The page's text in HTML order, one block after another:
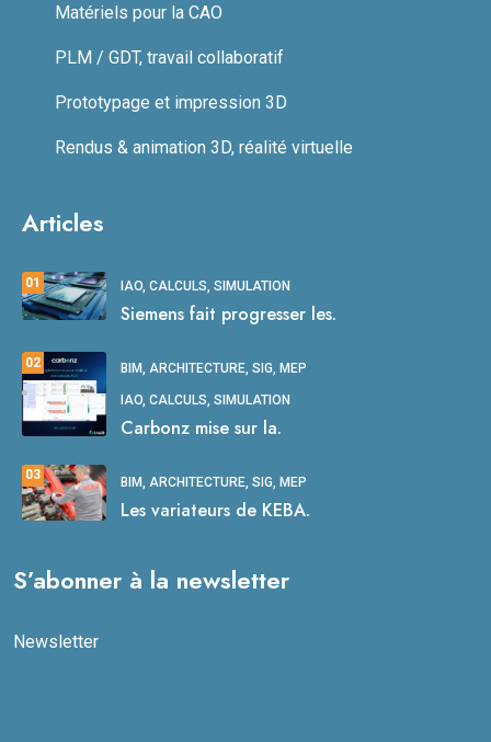
Matériels pour la CAO
PLM / GDT, travail collaboratif
Prototypage et impression 3D
Rendus & animation 3D, réalité virtuelle
Articles
01 IAO, CALCULS, SIMULATION
Siemens fait progresser les.
02 BIM, ARCHITECTURE, SIG, MEP
IAO, CALCULS, SIMULATION
Carbonz mise sur la.
03 BIM, ARCHITECTURE, SIG, MEP
Les variateurs de KEBA.
S’abonner à la newsletter
Newsletter